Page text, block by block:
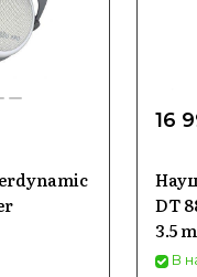
16
DT
3.5
В